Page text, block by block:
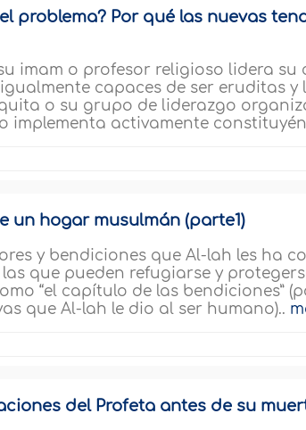
problema? Por qué las nuevas
imam o profesor religioso lidera
capaces de ser eruditas y
o su grupo de liderazgo
implementa activamente
un hogar musulmán (parte1)
y bendiciones que Al-lah les ha
que pueden refugiarse y
“el capítulo de las bendiciones”
que Al-lah le dio al ser humano)..
del Profeta antes de su